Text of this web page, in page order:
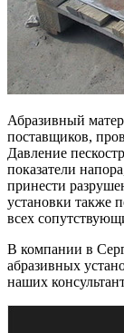
Абразивный
поставщиков,
Давление
показатели
принести
установки также
всех
В компании в
абразивных
наших